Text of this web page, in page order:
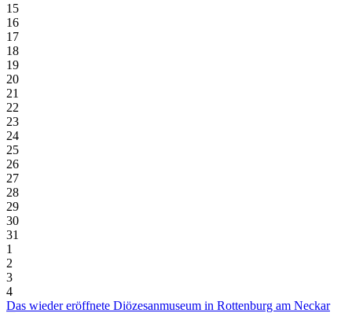
15
16
17
18
19
20
21
22
23
24
25
26
27
28
29
30
31
1
2
3
4
Das wieder eröffnete Diözesanmuseum in Rottenburg am Neckar